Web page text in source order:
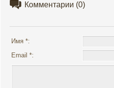
Комментарии (0)
Имя *:
Email *: